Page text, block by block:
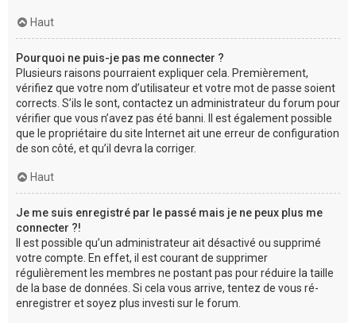
Haut
Pourquoi ne puis-je pas me connecter ?
Plusieurs raisons pourraient expliquer cela. Premièrement,
vérifiez que votre nom d’utilisateur et votre mot de passe soient
corrects. S’ils le sont, contactez un administrateur du forum pour
vérifier que vous n’avez pas été banni. Il est également possible
que le propriétaire du site Internet ait une erreur de configuration
de son côté, et qu’il devra la corriger.
Haut
Je me suis enregistré par le passé mais je ne peux plus me
connecter ?!
Il est possible qu’un administrateur ait désactivé ou supprimé
votre compte. En effet, il est courant de supprimer
régulièrement les membres ne postant pas pour réduire la taille
de la base de données. Si cela vous arrive, tentez de vous ré-
enregistrer et soyez plus investi sur le forum.